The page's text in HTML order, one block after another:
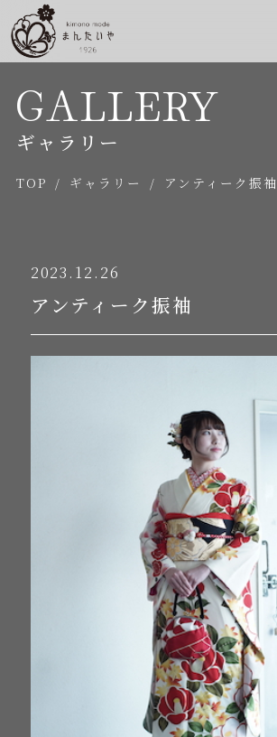
GALLERY
ギャラリー
TOP / ギャラリー / アンティーク振袖
2023.12.26
アンティーク振袖